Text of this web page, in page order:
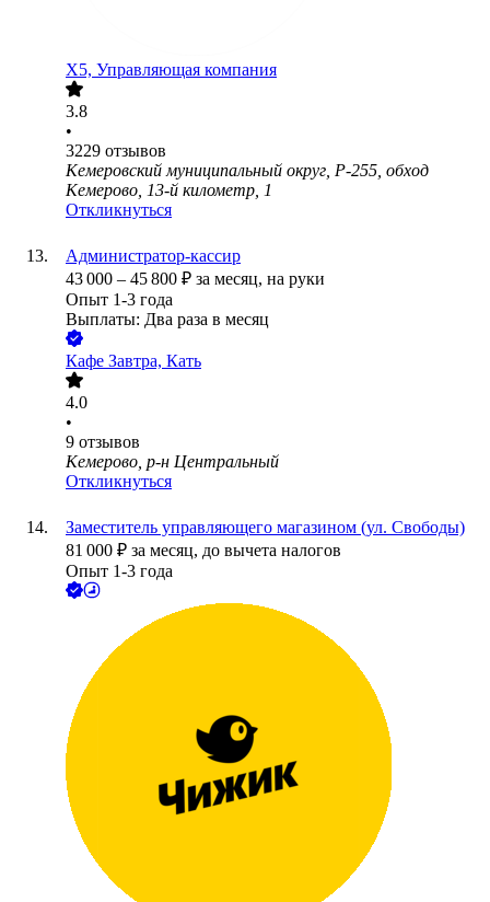
X5, Управляющая компания
3.8
•
3229 отзывов
Кемеровский муниципальный округ, Р-255, обход
Кемерово, 13-й километр, 1
Откликнуться
Администратор-кассир
43 000 – 45 800 ₽ за месяц, на руки
Опыт 1-3 года
Выплаты: Два раза в месяц
Кафе Завтра, Кать
4.0
•
9 отзывов
Кемерово, р-н Центральный
Откликнуться
Заместитель управляющего магазином (ул. Свободы)
81 000 ₽ за месяц, до вычета налогов
Опыт 1-3 года